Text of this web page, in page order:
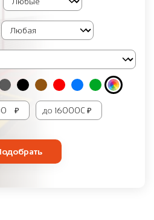
₽ до ₽